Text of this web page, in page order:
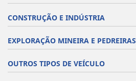
CONSTRUÇÃO E INDÚSTRIA
EXPLORAÇÃO MINEIRA E PEDREIRAS
OUTROS TIPOS DE VEÍCULO